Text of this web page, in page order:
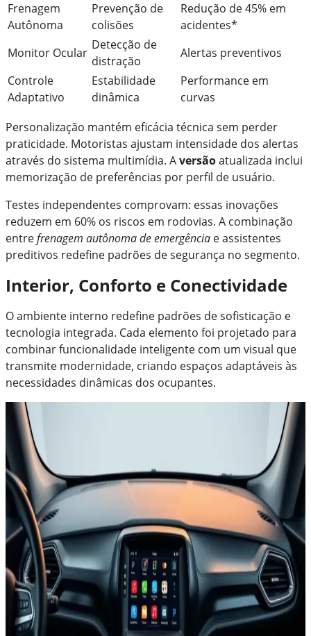
Frenagem
Autônoma
Prevenção de
colisões
Redução de 45% em
acidentes*
Monitor Ocular
Detecção de
distração
Alertas preventivos
Controle
Adaptativo
Estabilidade
dinâmica
Performance em
curvas
Personalização mantém eficácia técnica sem perder
praticidade. Motoristas ajustam intensidade dos alertas
através do sistema multimídia. Aversãoatualizada inclui
memorização de preferências por perfil de usuário.
Testes independentes comprovam: essas inovações
reduzem em 60% os riscos em rodovias. A combinação
entrefrenagem autônoma de emergência e assistentes
preditivos redefine padrões de segurança no segmento.
Interior, Conforto e Conectividade
O ambiente interno redefine padrões de sofisticação e
tecnologia integrada. Cada elemento foi projetado para
combinar funcionalidade inteligente com um visual que
transmite modernidade, criando espaços adaptáveis às
necessidades dinâmicas dos ocupantes.